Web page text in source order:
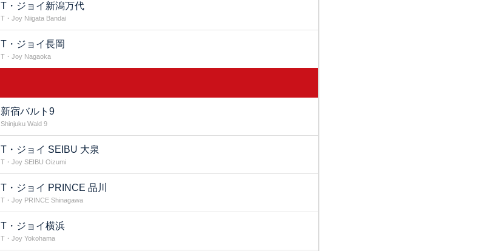
T・ジョイ新潟万代
T・Joy Niigata Bandai
T・ジョイ長岡
T・Joy Nagaoka
新宿バルト9
Shinjuku Wald 9
T・ジョイ SEIBU 大泉
T・Joy SEIBU Oizumi
T・ジョイ PRINCE 品川
T・Joy PRINCE Shinagawa
T・ジョイ横浜
T・Joy Yokohama